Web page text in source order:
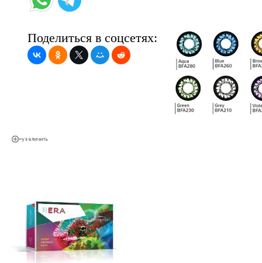
Поделиться в соцсетях: